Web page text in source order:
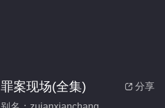
 分享
罪案现场(全集)